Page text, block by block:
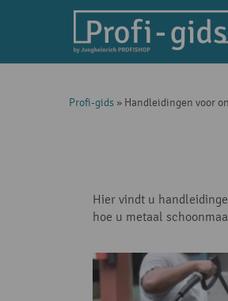
Profi-gids » Handleidingen voor
Hier vindt u
hoe u metaal